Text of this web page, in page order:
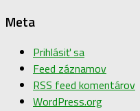
Meta
Prihlásiť sa
Feed záznamov
RSS feed komentárov
WordPress.org